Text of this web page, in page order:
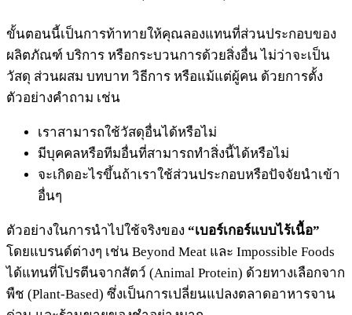
ขั้นตอนนี้เป็นการท้าทายให้คุณลองแทนที่ส่วนประกอบของ
ผลิตภัณฑ์ บริการ หรือกระบวนการด้วยสิ่งอื่น ไม่ว่าจะเป็น
วัสดุ ส่วนผสม บทบาท วิธีการ หรือแม้แต่ผู้คน ด้วยการตั้ง
ตัวอย่างคำถาม เช่น
เราสามารถใช้วัสดุอื่นได้หรือไม่
มีบุคคลหรือทีมอื่นที่สามารถทำสิ่งนี้ได้หรือไม่
จะเกิดอะไรขึ้นถ้าเราใช้ส่วนประกอบหรือปัจจัยนำเข้า
อื่นๆ
ตัวอย่างในการนำไปใช้จริงของ “เบอร์เกอร์แบบไร้เนื้อ”
โดยแบรนด์ต่างๆ เช่น Beyond Meat และ Impossible Foods
ได้แทนที่โปรตีนจากสัตว์ (Animal Protein) ด้วยทางเลือกจาก
พืช (Plant-Based) ซึ่งเป็นการเปลี่ยนแปลงตลาดอาหารจาน